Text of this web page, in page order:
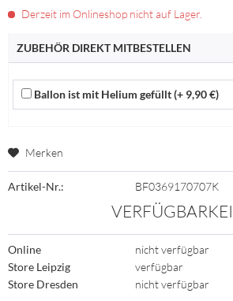
Derzeit im Onlineshop nicht auf Lager.
ZUBEHÖR DIREKT MITBESTELLEN
Ballon ist mit Helium gefüllt (+ 9,90 €)
Merken
Artikel-Nr.: BF0369170707K
Online
nicht verfügbar
Store Leipzig
verfügbar
Store Dresden
nicht verfügbar